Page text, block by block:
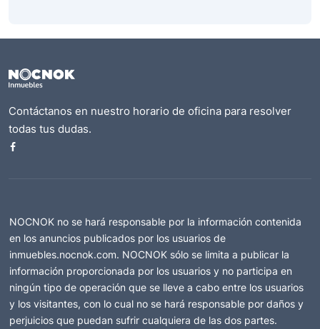
Contáctanos en nuestro horario de oficina para resolver
todas tus dudas.
NOCNOK no se hará responsable por la información contenida
en los anuncios publicados por los usuarios de
inmuebles.nocnok.com. NOCNOK sólo se limita a publicar la
información proporcionada por los usuarios y no participa en
ningún tipo de operación que se lleve a cabo entre los usuarios
y los visitantes, con lo cual no se hará responsable por daños y
perjuicios que puedan sufrir cualquiera de las dos partes.